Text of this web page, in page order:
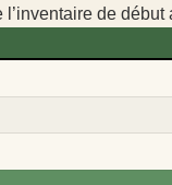
de